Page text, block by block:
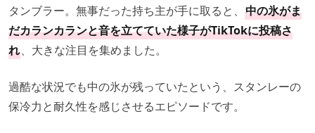
タンブラー。無事だった持ち主が手に取ると、 中の氷がま
だカランカランと音を立てていた様子がTikTokに投稿さ
れ、大きな注目を集めました。
過酷な状況でも中の氷が残っていたという、スタンレーの
保冷力と耐久性を感じさせるエピソードです。